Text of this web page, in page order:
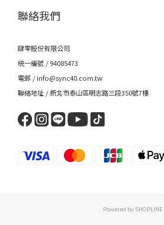
聯絡我們
肆零股份有限公司
統一編號 / 94085473
電郵 / info@sync40.com.tw
聯絡地址 / 新北市泰山區明志路三段350號7樓
Powered by SHOPLINE